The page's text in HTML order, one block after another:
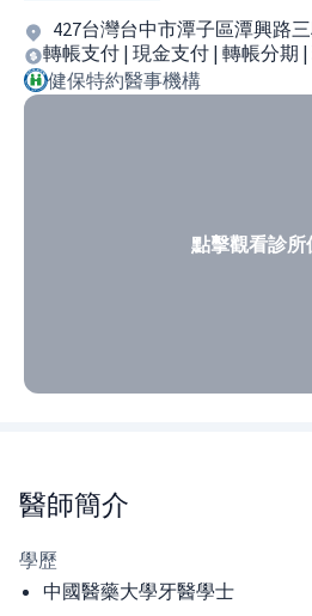
427台灣台中市潭子區潭興路
轉帳支付 | 現金支付 | 轉帳分期
健保特約醫事機構
點擊觀看診所
醫師簡介
學歷
中國醫藥大學牙醫學士